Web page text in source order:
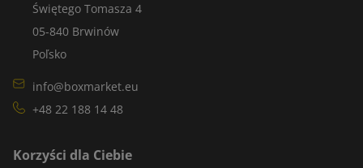
Świętego Tomasza 4
05-840 Brwinów
Poľsko
info@boxmarket.eu
+48 22 188 14 48
Korzyści dla Ciebie